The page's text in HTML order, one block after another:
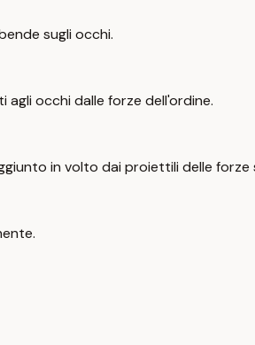
sugli occhi.
occhi dalle forze dell'ordine.
in volto dai proiettili delle forze